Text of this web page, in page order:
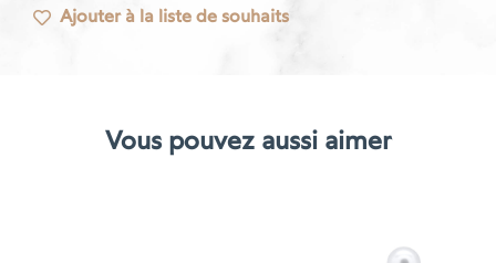
de
Ajouter à la liste de souhaits
Vous pouvez aussi aimer